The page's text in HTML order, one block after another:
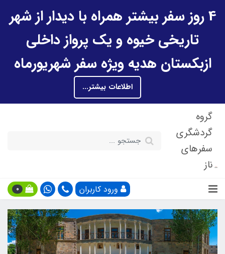
4 روز سفر بیشتر همراه با دیدار از شهر
تاریخی خیوه و یک پرواز داخلی
ازبکستان هدیه ویژه سفر شهریورماه
اطلاعات بیشتر...
گروه
گردشگری
سفرهای
ناز
ورود کاربران 0